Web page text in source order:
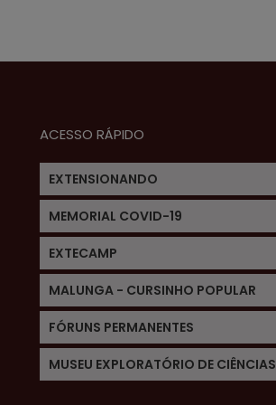
ACESSO RÁPIDO
EXTENSIONANDO
MEMORIAL COVID-19
EXTECAMP
MALUNGA - CURSINHO POPULAR
FÓRUNS PERMANENTES
MUSEU EXPLORATÓRIO DE CIÊNCIAS